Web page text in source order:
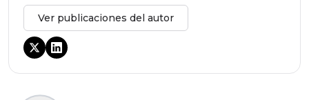
Ver publicaciones del autor